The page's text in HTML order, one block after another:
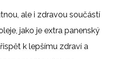
ale i zdravou součástí
jako je extra panenský
k lepšímu zdraví a